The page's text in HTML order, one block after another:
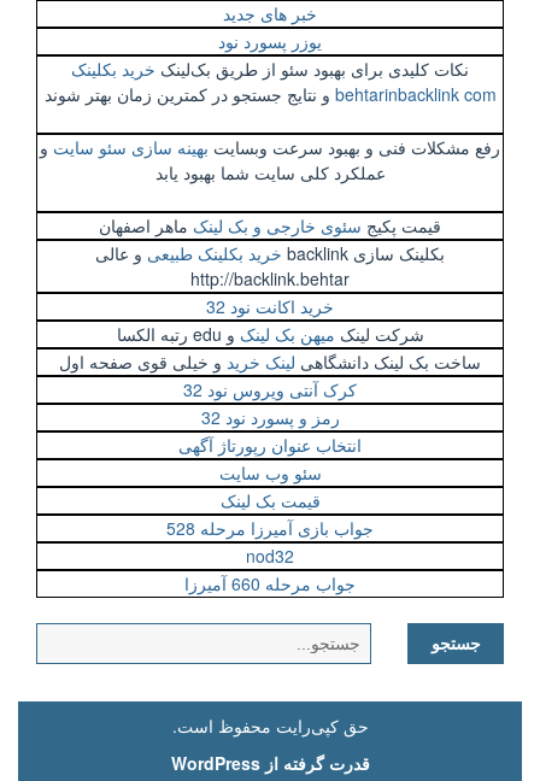
خبر های جدید
یوزر پسورد نود
نکات کلیدی برای بهبود سئو از طریق بک‌لینک خرید بکلینک
behtarinbacklink com و نتایج جستجو در کمترین زمان بهتر شوند
رفع مشکلات فنی و بهبود سرعت وبسایت بهینه سازی سئو سایت و
عملکرد کلی سایت شما بهبود یابد
قیمت پکیج سئوی خارجی و بک لینک ماهر اصفهان
بکلینک سازی backlink
خرید بکلینک طبیعی و عالی
http://backlink.behtar
خرید اکانت نود 32
شرکت لینک میهن بک لینک و edu رتبه الکسا
ساخت بک لینک دانشگاهی لینک خرید و خیلی قوی صفحه اول
کرک آنتی ویروس نود 32
رمز و پسورد نود 32
انتخاب عنوان رپورتاژ آگهی
سئو وب سایت
قیمت بک لینک
جواب بازی آمیرزا مرحله 528
nod32
جواب مرحله 660 آمیرزا
برای:
حق کپی‌رایت محفوظ است.
قدرت گرفته از WordPress